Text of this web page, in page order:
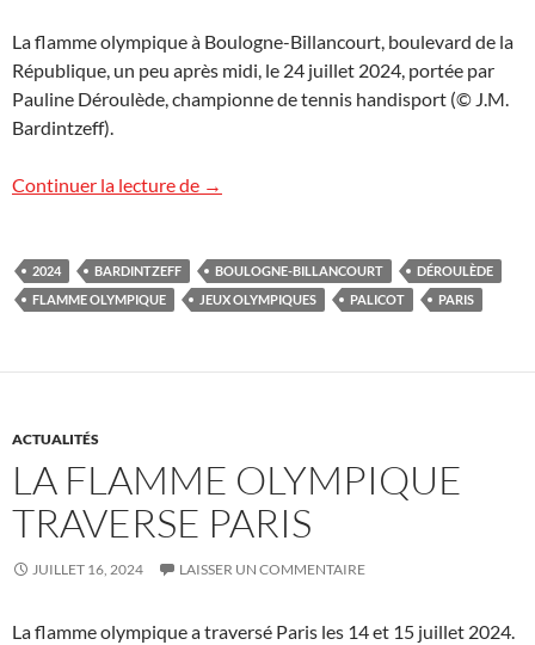
La flamme olympique à Boulogne-Billancourt, boulevard de la
République, un peu après midi, le 24 juillet 2024, portée par
Pauline Déroulède, championne de tennis handisport (© J.M.
Bardintzeff).
Continuer la lecture de La flamme olympique à Boulogne-
→
2024 BARDINTZEFF BOULOGNE-BILLANCOURT
DÉROULÈDE
FLAMME OLYMPIQUE
JEUX OLYMPIQUES PALICOT PARIS
ACTUALITÉS
LA FLAMME OLYMPIQUE
TRAVERSE PARIS
JUILLET 16, 2024 LAISSER UN COMMENTAIRE
La flamme olympique a traversé Paris les 14 et 15 juillet 2024.